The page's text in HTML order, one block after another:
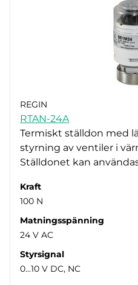
REGIN
RTAN-24A
Termiskt ställdon med
styrning av ventiler i
Ställdonet kan
Kraft
100 N
Matningsspänning
24 V AC
Styrsignal
0...10 V DC, NC